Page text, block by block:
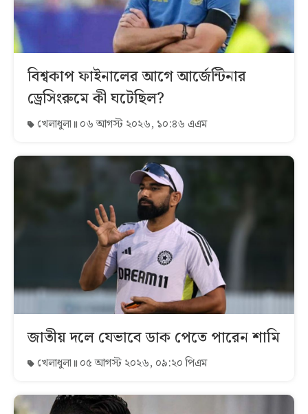
বিশ্বকাপ ফাইনালের আগে আর্জেন্টিনার
ড্রেসিংরুমে কী ঘটেছিল?
খেলাধুলা ০৬ আগস্ট ২০২৬, ১০:৪৬ এএম
জাতীয় দলে যেভাবে ডাক পেতে পারেন শামি
খেলাধুলা ০৫ আগস্ট ২০২৬, ০৯:২০ পিএম